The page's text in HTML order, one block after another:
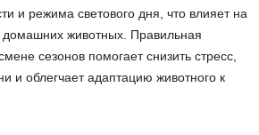
и режима светового дня, что влияет на
домашних животных. Правильная
сезонов помогает снизить стресс,
и облегчает адаптацию животного к